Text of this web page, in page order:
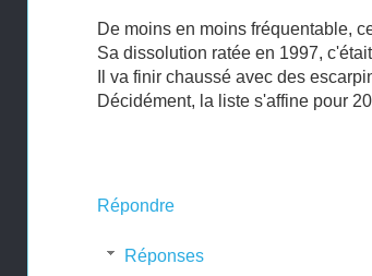
De moins en moins fréquentable,
Sa dissolution ratée en 1997,
Il va finir chaussé avec des
Décidément, la liste s'affine pour
Répondre
Réponses